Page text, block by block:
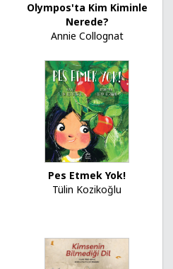
Olympos'ta Kim Kiminle
Nerede?
Annie Collognat
Pes Etmek Yok!
Tülin Kozikoğlu